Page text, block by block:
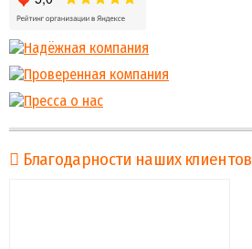
Благодарности наших клиентов